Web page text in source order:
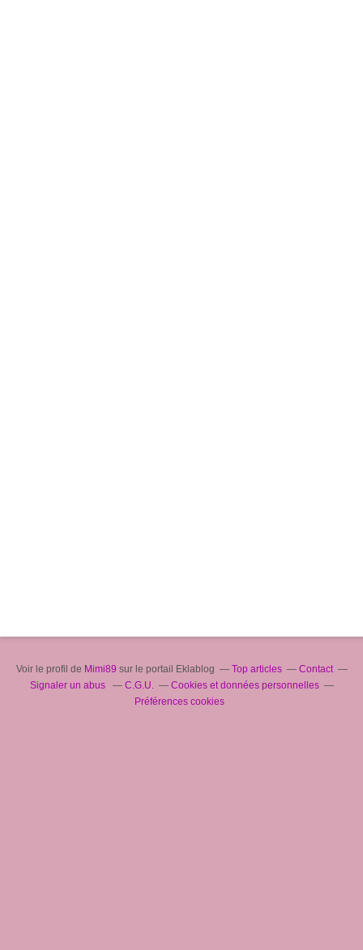
Voir le profil de Mimi89 sur le portail Eklablog Top articles
Contact
Signaler un abus
C.G.U.
Cookies et données personnelles
Préférences cookies